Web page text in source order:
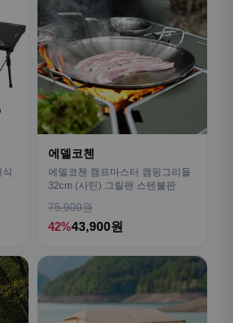
에델코첸
에델코첸 캠프마스터 캠핑그리들
32cm (사틴) 그릴팬 스텐불판
75,900원
42%43,900원